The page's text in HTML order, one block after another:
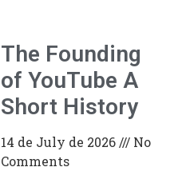
The Founding
of YouTube A
Short History
14 de July de 2026
No
Comments